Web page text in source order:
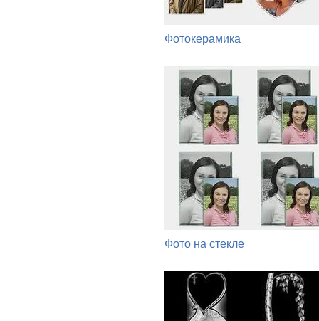
Фотокерамика
Фото на стекле